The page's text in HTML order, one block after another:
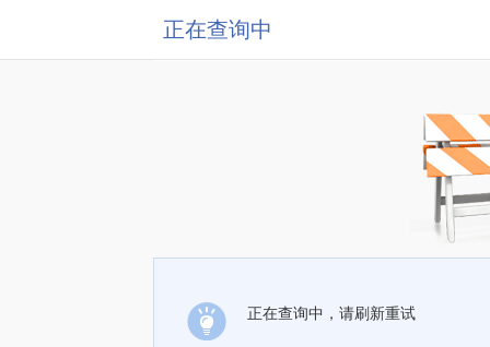
正在查询中
正在查询中，请刷新重试